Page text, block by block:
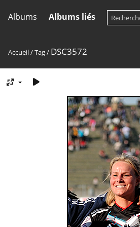
Albums Albums liés
Accueil/Tag/ DSC3572